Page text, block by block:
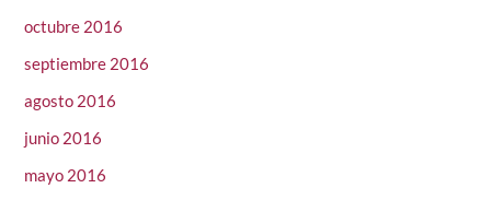
octubre 2016
septiembre 2016
agosto 2016
junio 2016
mayo 2016